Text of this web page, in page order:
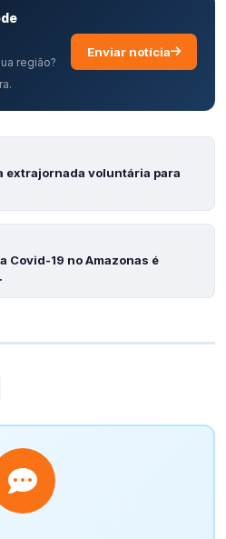
região?
Enviar notícia
voluntária para
Covid-19 no Amazonas é